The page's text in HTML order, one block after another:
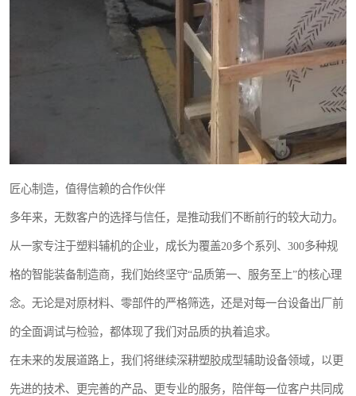
匠心制造，值得信赖的合作伙伴
多年来，无数客户的选择与信任，是推动我们不断前行的较大动力。
从一家专注于塑料辅机的企业，成长为覆盖20多个系列、300多种规
格的智能装备制造商，我们始终坚守“品质第一、服务至上”的核心理
念。无论是对原材料、零部件的严格筛选，还是对每一台设备出厂前
的全面调试与检验，都体现了我们对品质的执着追求。
在未来的发展道路上，我们将继续深耕塑胶成型辅助设备领域，以更
先进的技术、更完善的产品、更专业的服务，陪伴每一位客户共同成